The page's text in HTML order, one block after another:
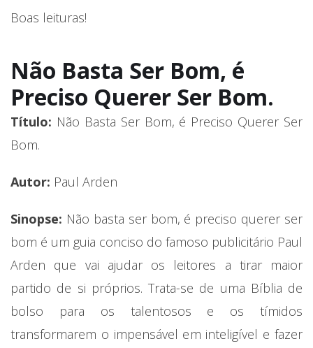
Boas leituras!
Não Basta Ser Bom, é
Preciso Querer Ser Bom.
Título: Não Basta Ser Bom, é Preciso Querer Ser
Bom.
Autor: Paul Arden
Sinopse: Não basta ser bom, é preciso querer ser
bom é um guia conciso do famoso publicitário Paul
Arden que vai ajudar os leitores a tirar maior
partido de si próprios. Trata-se de uma Bíblia de
bolso para os talentosos e os tímidos
transformarem o impensável em inteligível e fazer